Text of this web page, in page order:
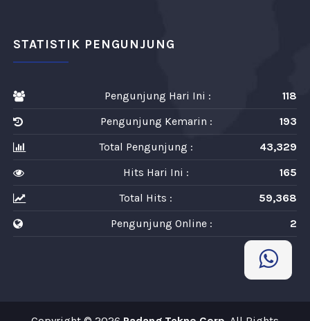
STATISTIK PENGUNJUNG
Pengunjung Hari Ini :
118
Pengunjung Kemarin :
193
Total Pengunjung :
43,329
Hits Hari Ini :
165
Total Hits :
59,368
Pengunjung Online :
2